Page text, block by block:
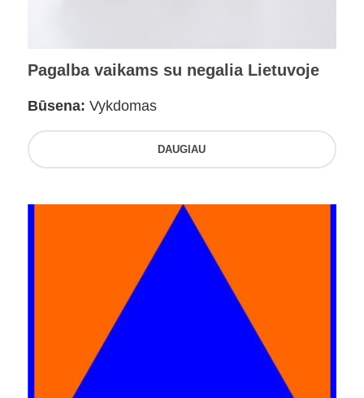
Pagalba vaikams su negalia Lietuvoje
Būsena: Vykdomas
DAUGIAU